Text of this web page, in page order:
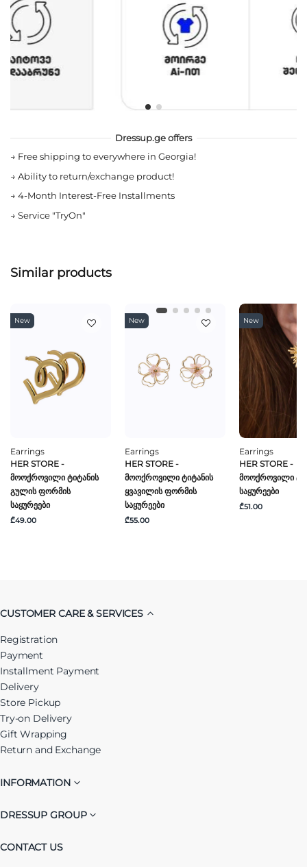
Dressup.ge offers
→ Free shipping to everywhere in Georgia!
→ Ability to return/exchange product!
→ 4-Month Interest-Free Installments
→ Service "TryOn"
Similar products
New
Earrings
HER STORE -
Მოოქროვილი Ტიტანის
Გულის Ფორმის
Საყურეები
₾49.00
New
Earrings
HER STORE -
Მოოქროვილი Ტიტანის
Ყვავილის Ფორმის
Საყურეები
₾55.00
New
Earrings
HER STORE -
Მოოქროვილი
Საყურეები
₾51.00
CUSTOMER CARE & SERVICES
Registration
Payment
Installment Payment
Delivery
Store Pickup
Try-on Delivery
Gift Wrapping
Return and Exchange
INFORMATION
DRESSUP GROUP
CONTACT US